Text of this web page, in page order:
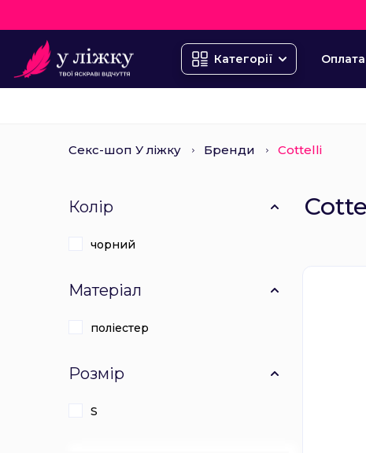
Категорії
Секс-шоп У ліжку Бренди Cottelli
Колір
чорний
Матеріал
поліестер
Розмір
S